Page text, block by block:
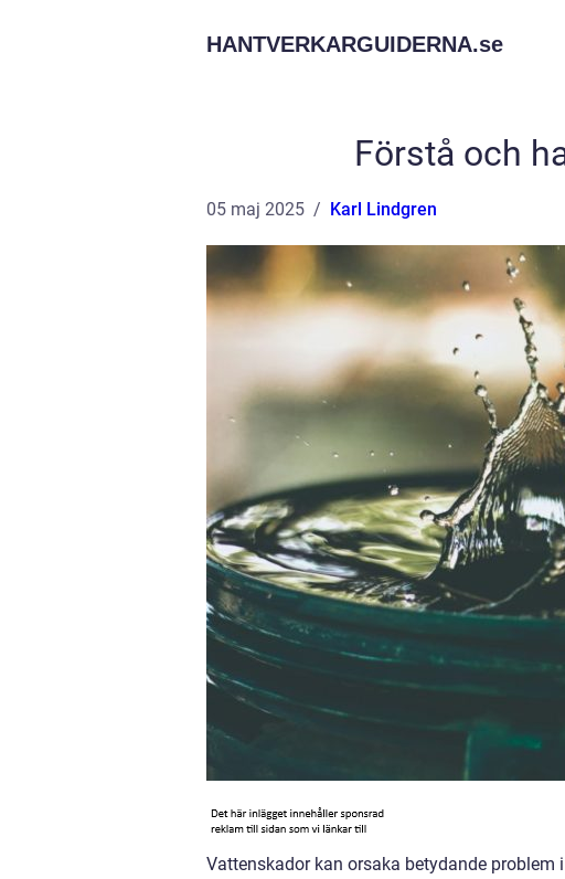
HANTVERKARGUIDERNA.se
Förstå och
05 maj 2025 Karl Lindgren
Vattenskador kan orsaka betydande